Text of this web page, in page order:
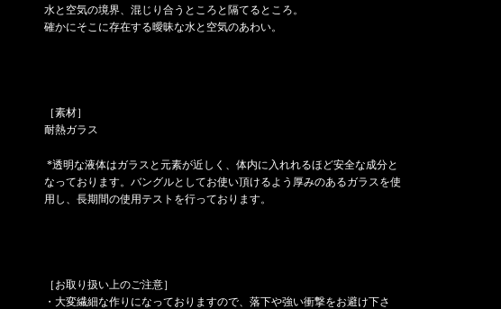
水と空気の境界、混じり合うところと隔てるところ。
確かにそこに存在する曖昧な水と空気のあわい。
［素材］
耐熱ガラス
*透明な液体はガラスと元素が近しく、体内に入れれるほど安全な成分と
なっております。バングルとしてお使い頂けるよう厚みのあるガラスを使
用し、長期間の使用テストを行っております。
［お取り扱い上のご注意］
・大変繊細な作りになっておりますので、落下や強い衝撃をお避け下さ